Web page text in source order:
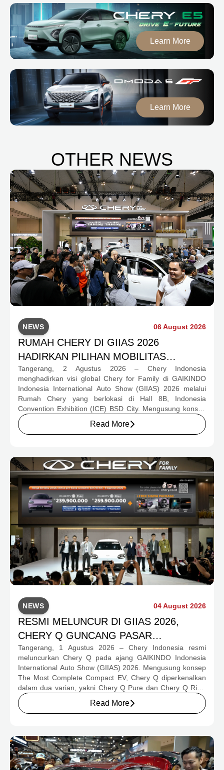
Learn More
Learn More
OTHER NEWS
NEWS 06 August 2026
RUMAH CHERY DI GIIAS 2026
HADIRKAN PILIHAN MOBILITAS
LENGKAP DAN PROGRAM APRESIASI
KONSUMEN BERNILAI HAMPIR RP1
MILIAR
Tangerang, 2 Agustus 2026 – Chery Indonesia
menghadirkan visi global Chery for Family di GAIKINDO
Indonesia International Auto Show (GIIAS) 2026 melalui
Rumah Chery yang berlokasi di Hall 8B, Indonesia
Convention Exhibition (ICE) BSD City. Mengusung konsep
rumah yang hangat dan inklusif, Chery menghadirkan
pengalaman menyeluruh bagi keluarga Indonesia melalui
program apresiasi untuk konsumen.
Read More
NEWS 04 August 2026
RESMI MELUNCUR DI GIIAS 2026,
CHERY Q GUNCANG PASAR
OTOMOTIF MELALUI HARGA SPESIAL
MULAI RP239,9 JUTA
Tangerang, 1 Agustus 2026 – Chery Indonesia resmi
meluncurkan Chery Q pada ajang GAIKINDO Indonesia
International Auto Show (GIIAS) 2026. Mengusung konsep
The Most Complete Compact EV, Chery Q diperkenalkan
dalam dua varian, yakni Chery Q Pure dan Chery Q Rizz,
untuk mengakomodasi kebutuhan mobilitas serta
preferensi konsumen yang berbeda.
Read More